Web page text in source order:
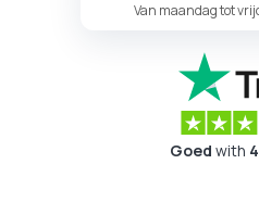
Van maandag tot
Goed with 4